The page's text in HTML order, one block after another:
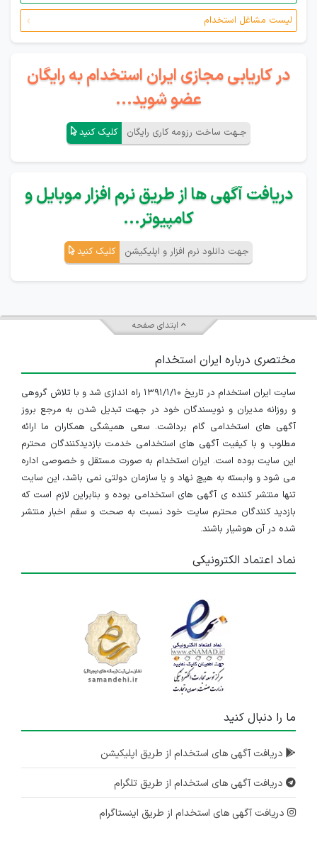
لیست مشاغل استخدام
در کاریابی مجازی ایران استخدام به رایگان
عضو شوید...
جـهت ساخت رزومه کاری رایگان کلیک کنید
دریافت آگهی ها از طریق نرم افزار موبایل و
کامپیوتر...
جهت دانلود نرم افزار و اپلیکیشن کلیک کنید
ابتدای صفحه
مختصری درباره ایران استخدام
سایت ایران استخدام در تاریخ ۱۳۹۱/۱/۱۰ راه اندازی شد و با تلاش گروهی
و روزانه مدیران و نویسندگان خود در جهت تبدیل شدن به مرجع بروز
آگهی های استخدامی گام برداشت. سعی همیشگی همکاران ما ارائه
مطلوب و با کیفیت آگهی های استخدامی خدمت بازدیدکنندگان محترم
این سایت بوده است. ایران استخدام به صورت مستقل و خصوصی اداره
می شود و وابسته به هیچ نهاد و یا سازمان دولتی نمی باشد، این سایت
تنها منتشر کننده ی آگهی های استخدامی بوده و بنابراین لازم است که
بازدید کنندگان محترم سایت خود نسبت به صحت و سقم اخبار منتشر
شده در آن هوشیار باشند.
نماد اعتماد الکترونیکی
ما را دنبال کنید
دریافت آگهی های استخدام از طریق اپلیکیشن
دریافت آگهی های استخدام از طریق تلگرام
دریافت آگهی های استخدام از طریق اینستاگرام